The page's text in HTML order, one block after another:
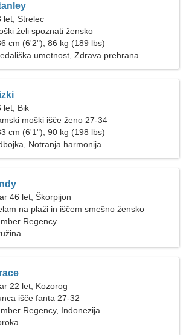
let, Strelec
želi spoznati žensko
cm (6'2"), 86 kg (189 lbs)
umetnost, Zdrava prehrana
let, Bik
moški išče ženo 27-34
cm (6'1"), 90 kg (198 lbs)
Notranja harmonija
46 let, Škorpijon
na plaži in iščem smešno žensko
Regency
22 let, Kozorog
išče fanta 27-32
Regency, Indonezija